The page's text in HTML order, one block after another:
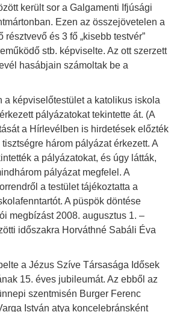
került sor a Galgamenti Ifjúsági
Ezen az összejövetelen a
résztvevő és 3 fő „kisebb testvér”
stb. képviselte. Az ott szerzett
hasábjain számoltak be a
a képviselőtestület a katolikus iskola
pályázatokat tekintette át. (A
a Hírlevélben is hirdetések előzték
három pályázat érkezett. A
a pályázatokat, és úgy látták,
pályázat megfelel. A
a testület tájékoztatta a
A püspök döntése
megbízást 2008. augusztus 1. –
időszakra Horváthné Sabáli Éva
a Jézus Szíve Társasága Idősek
15. éves jubileumát. Az ebből az
szentmisén Burger Ferenc
István atya koncelebránsként